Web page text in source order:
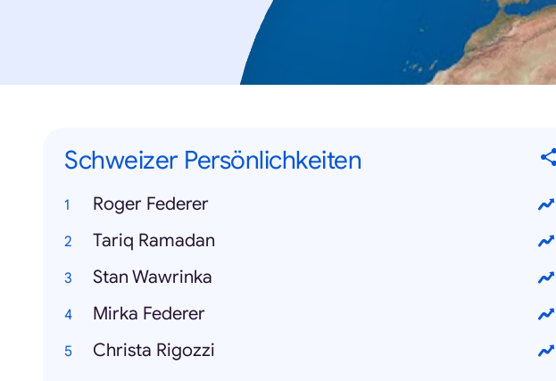
Schweizer Persönlichkeiten
Roger Federer
Tariq Ramadan
Stan Wawrinka
Mirka Federer
Christa Rigozzi